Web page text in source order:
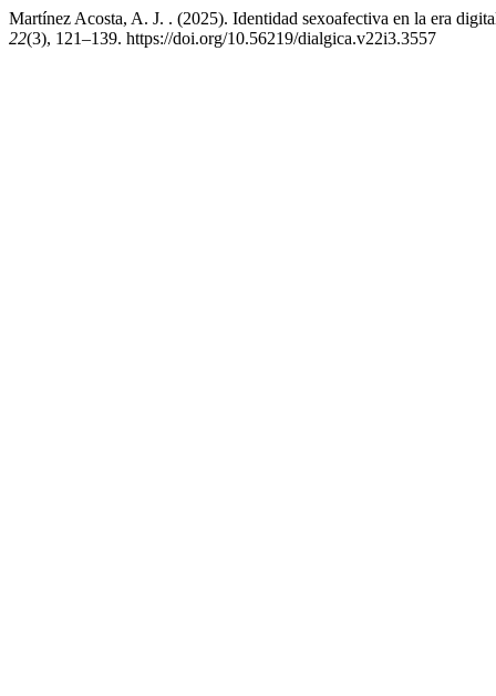
Martínez Acosta, A. J. . (2025). Identidad sexoafectiva en la era
22(3), 121–139. https://doi.org/10.56219/dialgica.v22i3.3557